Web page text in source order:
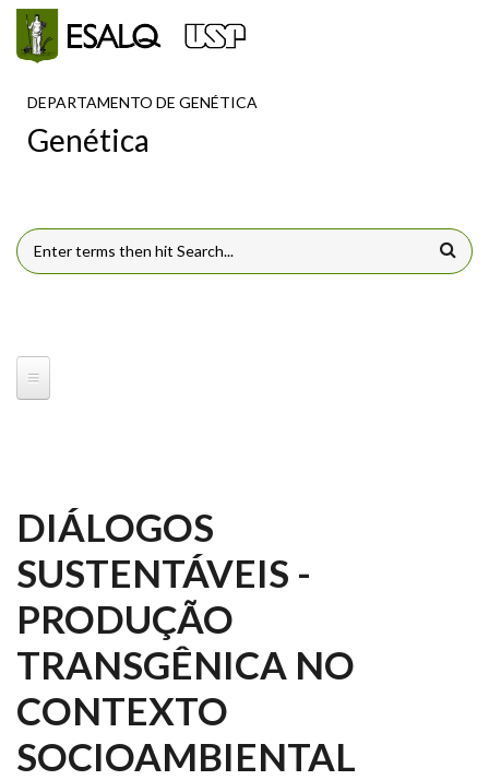
Pular para o conteúdo principal
DEPARTAMENTO DE GENÉTICA
Genética
FORMULÁRIO DE BUSCA
DIÁLOGOS
SUSTENTÁVEIS -
PRODUÇÃO
TRANSGÊNICA NO
CONTEXTO
SOCIOAMBIENTAL